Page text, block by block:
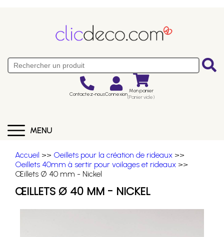
Contactez-nousConnexion Mon panier
(Panier vide)
MENU
Accueil >> Oeillets pour la création de rideaux >>
Oeillets 40mm à sertir pour voilages et rideaux >>
Œillets Ø 40 mm - Nickel
ŒILLETS Ø 40 MM - NICKEL